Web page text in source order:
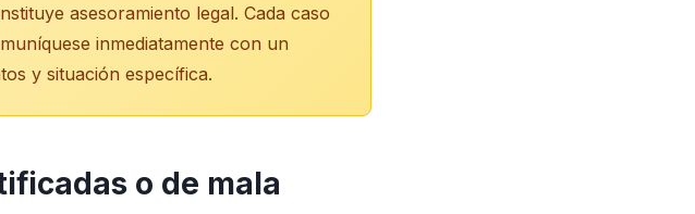
asesoramiento legal. Cada caso
inmediatamente con un
y situación específica.
o de mala